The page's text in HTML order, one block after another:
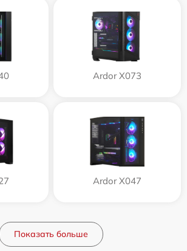
Ardor X073
Ardor X047
Показать больше